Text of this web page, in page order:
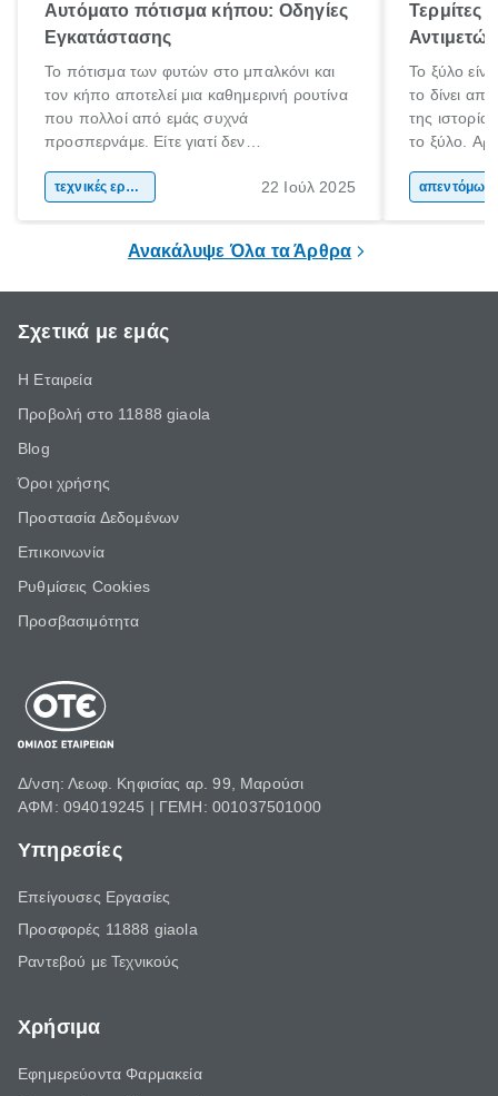
Αυτόματο πότισμα κήπου: Οδηγίες
Εγκατάστασης
Το πότισμα των φυτών στο μπαλκόνι και
τον κήπο αποτελεί μια καθημερινή ρουτίνα
που πολλοί από εμάς συχνά
προσπερνάμε. Είτε γιατί δεν
Αυτό ωστόσο, έχει πολύ αρνητικές
και μάλιστα, είναι καλό να την λαμβάνουν
τεχνικές εργασίες 22 Ιούλ 2025
Τερμίτες
Το ξύλο
το δίνει
της
το ξύλο.
και
Ανακάλυψε Όλα τα Άρθρα
Σχετικά με εμάς
Η Εταιρεία
Προβολή στο 11888 giaola
Blog
Όροι χρήσης
Προστασία Δεδομένων
Επικοινωνία
Ρυθμίσεις Cookies
Προσβασιμότητα
Δ/νση: Λεωφ. Κηφισίας αρ. 99, Μαρούσι
ΑΦΜ: 094019245 | ΓΕΜΗ: 001037501000
Υπηρεσίες
Επείγουσες Εργασίες
Προσφορές 11888 giaola
Ραντεβού με Τεχνικούς
Χρήσιμα
Εφημερεύοντα Φαρμακεία